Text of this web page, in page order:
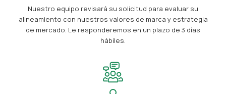
Nuestro equipo revisará su solicitud para evaluar su
alineamiento con nuestros valores de marca y estrategia
de mercado. Le responderemos en un plazo de 3 días
hábiles.